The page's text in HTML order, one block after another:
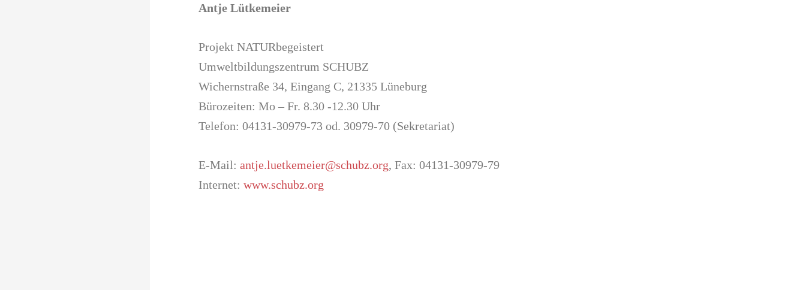
Antje Lütkemeier
Projekt NATURbegeistert
Umweltbildungszentrum SCHUBZ
Wichernstraße 34, Eingang C, 21335 Lüneburg
Bürozeiten: Mo – Fr. 8.30 -12.30 Uhr
Telefon: 04131-30979-73 od. 30979-70 (Sekretariat)
E-Mail: antje.luetkemeier@schubz.org, Fax: 04131-30979-79
Internet: www.schubz.org